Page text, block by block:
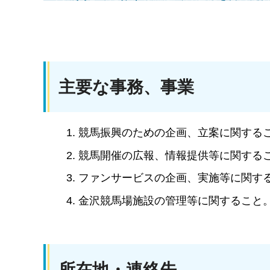
主要な事務、事業
競馬振興のための企画、立案に関する
競馬開催の広報、情報提供等に関する
ファンサービスの企画、実施等に関す
金沢競馬場施設の管理等に関すること。